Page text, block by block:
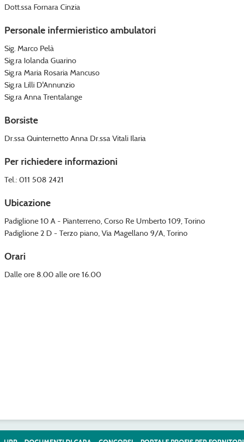
Dott.ssa Fornara Cinzia
Personale infermieristico ambulatori
Sig. Marco Pelà
Sig.ra Iolanda Guarino
Sig.ra Maria Rosaria Mancuso
Sig.ra Lilli D'Annunzio
Sig.ra Anna Trentalange
Borsiste
Dr.ssa Quinternetto Anna Dr.ssa Vitali Ilaria
Per richiedere informazioni
Tel.: 011 508 2421
Ubicazione
Padiglione 10 A - Pianterreno, Corso Re Umberto 109, Torino
Padiglione 2 D - Terzo piano, Via Magellano 9/A, Torino
Orari
Dalle ore 8.00 alle ore 16.00